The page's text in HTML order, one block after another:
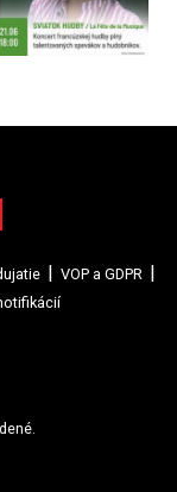
VOP a GDPR